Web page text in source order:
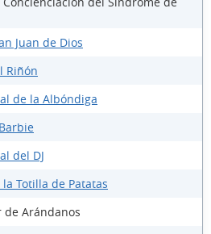
Juan de Dios
Riñón
de la Albóndiga
del DJ
Totilla de Patatas
de Arándanos